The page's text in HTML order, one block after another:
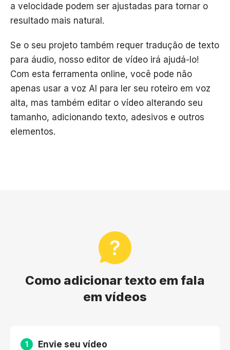
a velocidade podem ser ajustadas para tornar o
resultado mais natural.
Se o seu projeto também requer tradução de texto
para áudio, nosso editor de vídeo irá ajudá-lo!
Com esta ferramenta online, você pode não
apenas usar a voz AI para ler seu roteiro em voz
alta, mas também editar o vídeo alterando seu
tamanho, adicionando texto, adesivos e outros
elementos.
Como adicionar texto em fala
em vídeos
1 Envie seu vídeo